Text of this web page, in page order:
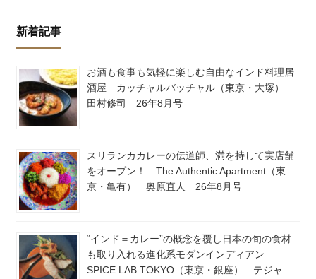
新着記事
お酒も食事も気軽に楽しむ自由なインド料理居
酒屋 カッチャルバッチャル（東京・大塚）
田村修司 26年8月号
スリランカカレーの伝道師、満を持して実店舗
をオープン！ The Authentic Apartment（東
京・亀有） 奥原直人 26年8月号
“インド＝カレー”の概念を覆し日本の旬の食材
も取り入れる進化系モダンインディアン
SPICE LAB TOKYO（東京・銀座） テジャ